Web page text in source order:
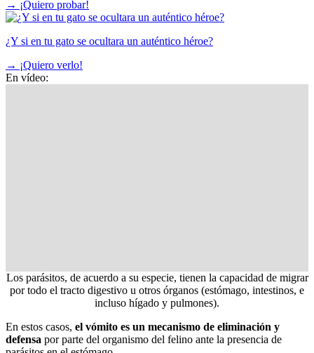
→ ¡Quiero probar!
¿Y si en tu gato se ocultara un auténtico héroe?
→ ¡Quiero verlo!
En vídeo:
Los parásitos, de acuerdo a su especie, tienen la capacidad de migrar
por todo el tracto digestivo u otros órganos (estómago, intestinos, e
incluso hígado y pulmones).
En estos casos, el vómito es un mecanismo de eliminación y
defensa por parte del organismo del felino ante la presencia de